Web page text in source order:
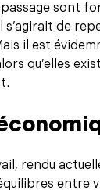
sont
de
il est
qu’elles
rendu
entre